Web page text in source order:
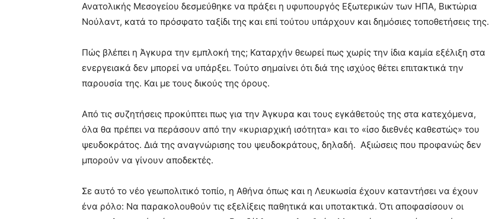
Ανατολικής Μεσογείου δεσμεύθηκε να πράξει η υφυπουργός Εξωτερικών των ΗΠΑ, Βικτώρια
Νούλαντ, κατά το πρόσφατο ταξίδι της και επί τούτου υπάρχουν και δημόσιες τοποθετήσεις της.
Πώς βλέπει η Άγκυρα την εμπλοκή της; Καταρχήν θεωρεί πως χωρίς την ίδια καμία εξέλιξη στα
ενεργειακά δεν μπορεί να υπάρξει. Τούτο σημαίνει ότι διά της ισχύος θέτει επιτακτικά την
παρουσία της. Και με τους δικούς της όρους.
Από τις συζητήσεις προκύπτει πως για την Άγκυρα και τους εγκάθετούς της στα κατεχόμενα,
όλα θα πρέπει να περάσουν από την «κυριαρχική ισότητα» και το «ίσο διεθνές καθεστώς» του
ψευδοκράτος. Διά της αναγνώρισης του ψευδοκράτους, δηλαδή. Αξιώσεις που προφανώς δεν
μπορούν να γίνουν αποδεκτές.
Σε αυτό το νέο γεωπολιτικό τοπίο, η Αθήνα όπως και η Λευκωσία έχουν καταντήσει να έχουν
ένα ρόλο: Να παρακολουθούν τις εξελίξεις παθητικά και υποτακτικά. Ότι αποφασίσουν οι